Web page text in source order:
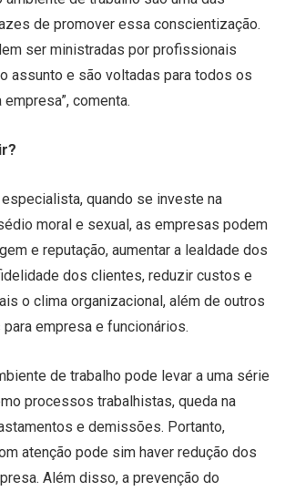
de promover essa conscientização.
ser ministradas por profissionais
assunto e são voltadas para todos os
comenta.
especialista, quando se investe na
moral e sexual, as empresas podem
e reputação, aumentar a lealdade dos
dos clientes, reduzir custos e
o clima organizacional, além de outros
empresa e funcionários.
de trabalho pode levar a uma série
processos trabalhistas, queda na
e demissões. Portanto,
atenção pode sim haver redução dos
Além disso, a prevenção do